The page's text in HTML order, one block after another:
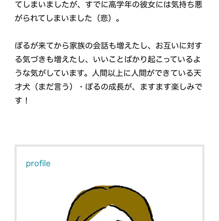
てしまいましたが、すでに高学年の彼女には気持ち悪
がられてしまいました（悲）。
ぽるが来てから家族の会話も増えたし、お互いに対す
る気づきも増えたし、いいことばかり起こっているよ
うな気がしています。人間以上に人間ができている天
才犬（まだ言う）・ぽるの成長が、ますます楽しみで
す！
profile